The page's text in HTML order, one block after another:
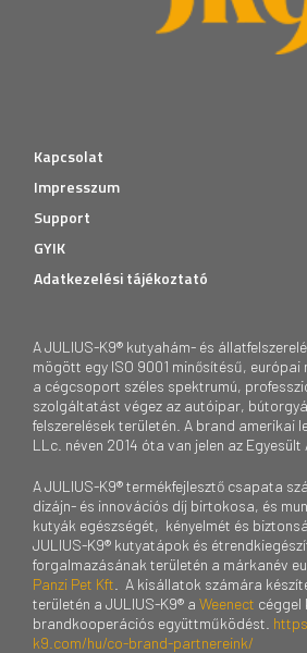
Kapcsolat
Impresszum
Support
GYIK
Adatkezelési tájékoztató
A JULIUS-K9® kutyahám- és
mögött egy ISO 9001 minősítésű, európai
a cégcsoport széles spektrumú,
szolgáltatást végez az autóipar,
felszerelések területén. A brand amerikai
LLc. néven 2014 óta van jelen az Egyesült
A JULIUS-K9® termékfejlesztő csapata
dizájn- és innovációs díj birtokosa, és
kutyák egészségét, kényelmét és
JULIUS-K9® kutyatápok és
forgalmazásának területén a márkanév
Panzi Pet Kft . A kisállatok számára
területén a JULIUS-K9® a Weenect
brandkooperációs együttműködést.
k9.com/hu/co-brand-partnereink/